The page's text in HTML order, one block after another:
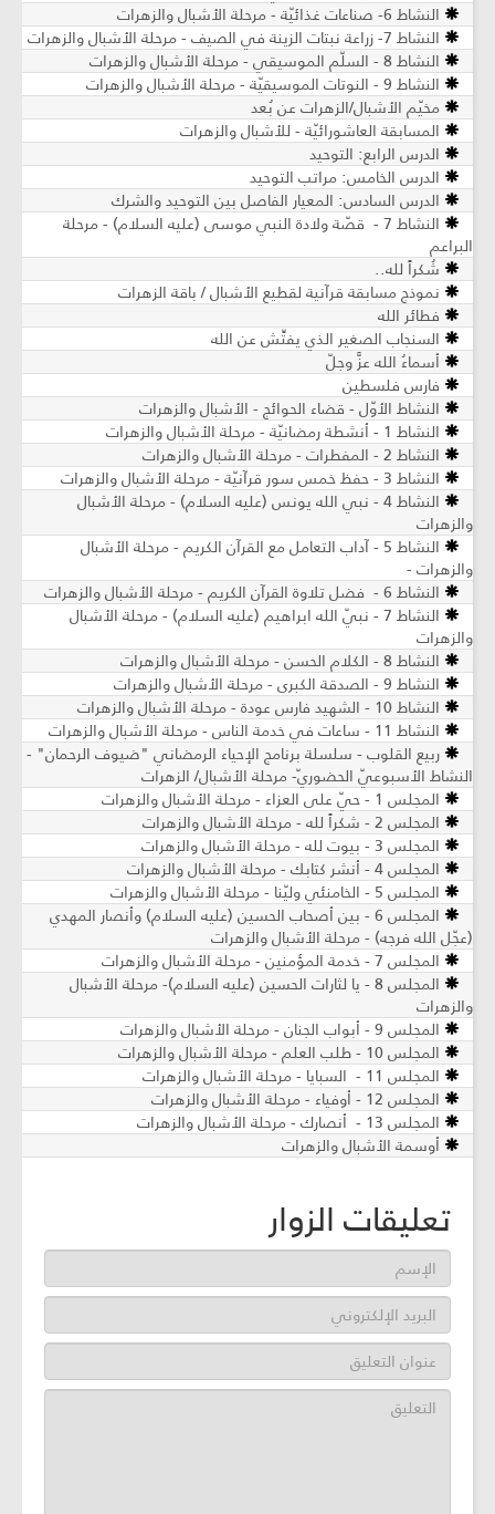
النشاط 6- صناعات غذائيّة ​- مرحلة الأشبال والزهرات
النشاط 7- زراعة نبتات الزينة في الصيف - مرحلة الأشبال والزهرات
النشاط 8 - السلّم الموسيقي - مرحلة الأشبال والزهرات
النشاط 9 - النوتات الموسيقيّة - مرحلة الأشبال والزهرات
مخيّم الأشبال/الزهرات عن بُعد
المسابقة العاشورائيّة - للأشبال والزهرات
الدرس الرابع: التوحيد
الدرس الخامس: مراتب التوحيد
الدرس السادس: المعيار الفاصل بين التوحيد والشرك
النشاط 7 - قصّة ولادة النبي موسى (عليه السلام) - مرحلة
البراعم
شُكراً لله..
نموذج مسابقة قرآنية لقطيع الأشبال / باقة الزهرات
فطائر الله
السنجاب الصغير الذي يفتِّش عن الله
أسماءُ الله عزَّ وجلّ
فارس فلسطين
النشاط الأوّل - قضاء الحوائج - الأشبال والزهرات
النشاط 1 - أنشطة رمضانيّة - مرحلة الأشبال والزهرات
النشاط 2 - المفطرات - مرحلة الأشبال والزهرات
النشاط 3 - حفظ خمس سور قرآنيّة ​- مرحلة الأشبال والزهرات
النشاط 4 - نبي الله يونس (عليه السلام) ​- مرحلة الأشبال
والزهرات
النشاط 5 - آداب التعامل مع القرآن الكريم ​- مرحلة الأشبال
والزهرات -
النشاط 6 - فضل تلاوة القرآن الكريم - مرحلة الأشبال والزهرات
النشاط 7 - نبيّ الله ابراهيم (عليه السلام) - مرحلة الأشبال
والزهرات
النشاط 8 - الكلام الحسن - مرحلة الأشبال والزهرات
النشاط 9 - الصدقة الكبرى - مرحلة الأشبال والزهرات
النشاط 10 - الشهيد فارس عودة - مرحلة الأشبال والزهرات
النشاط 11 - ساعات في خدمة الناس - مرحلة الأشبال والزهرات
ربيع القلوب - سلسلة برنامج الإحياء الرمضاني "ضيوف الرحمان" -
النشاط الأسبوعيّ الحضوريّ- مرحلة الأشبال/ الزهرات
المجلس 1 - حيّ على العزاء - مرحلة الأشبال والزهرات
المجلس 2 - شكراً لله - مرحلة الأشبال والزهرات
المجلس 3 - بيوت لله - مرحلة الأشبال والزهرات
المجلس 4 - أنشر كتابك - مرحلة الأشبال والزهرات
المجلس 5 - الخامنئي وليّنا - مرحلة الأشبال والزهرات
المجلس 6 - بين أصحاب الحسين (عليه السلام) وأنصار المهدي
(عجّل الله فرجه) - مرحلة الأشبال والزهرات
المجلس 7 - خدمة المؤمنين - مرحلة الأشبال والزهرات
المجلس 8 - يا لثارات الحسين (عليه السلام)- مرحلة الأشبال
والزهرات
المجلس 9 - أبواب الجنان - مرحلة الأشبال والزهرات
المجلس 10 - طلب العلم - مرحلة الأشبال والزهرات
المجلس 11 - السبايا - مرحلة الأشبال والزهرات
المجلس 12 - أوفياء - مرحلة الأشبال والزهرات
المجلس 13 - أنصارك - مرحلة الأشبال والزهرات
أوسمة الأشبال والزهرات
تعليقات الزوار